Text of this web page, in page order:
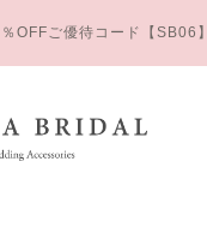
OFFご優待コード【SB06】